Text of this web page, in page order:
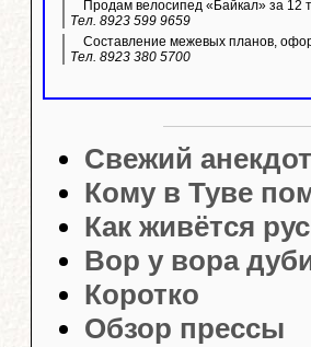
Продам велосипед «Байкал» за 12
Тел. 8923 599 9659
Составление межевых планов,
Тел. 8923 380 5700
Свежий анекдот
Кому в Туве
Как живётся
Вор у вора
Коротко
Обзор прессы